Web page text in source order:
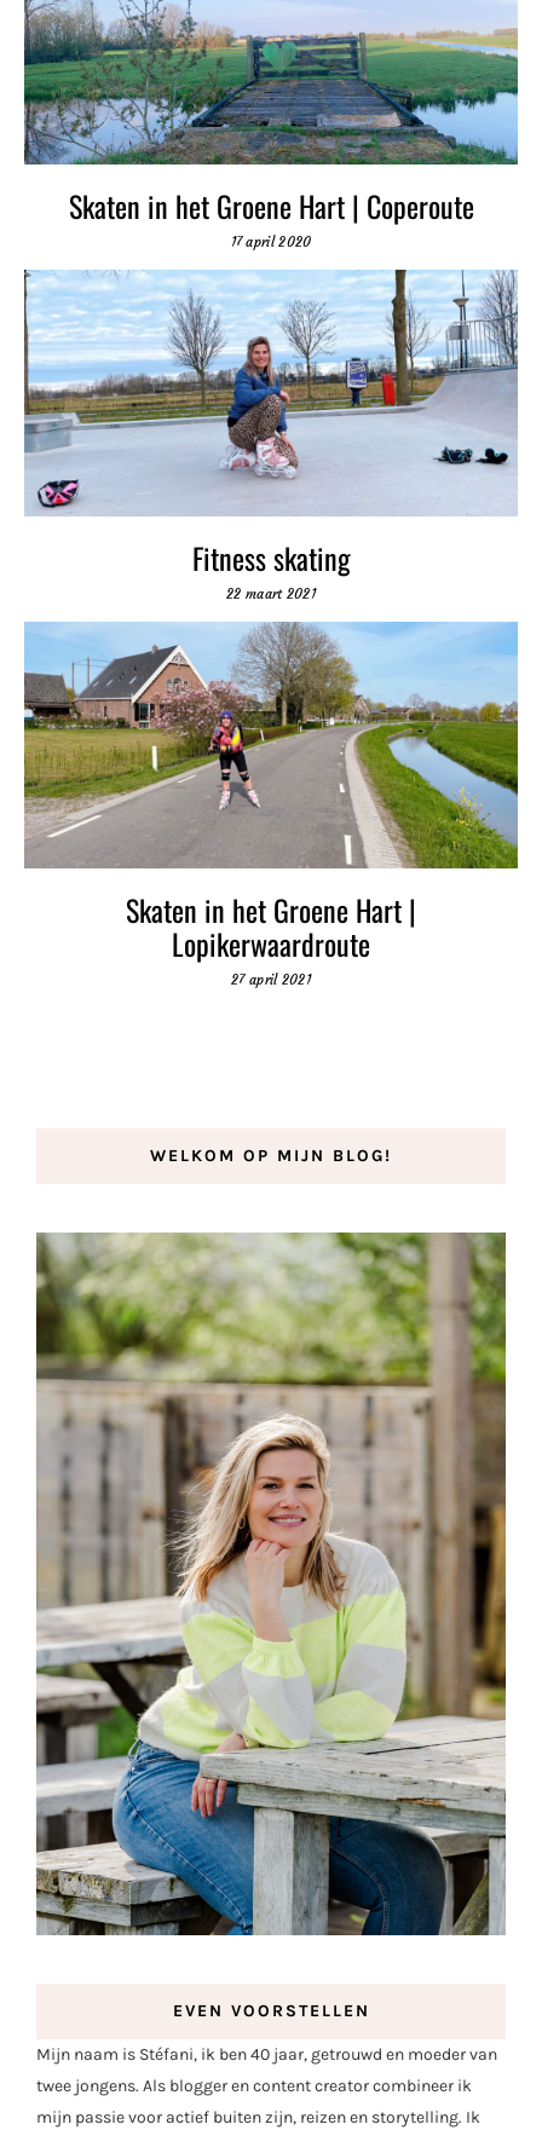
Skaten in het Groene Hart | Coperoute
17 april 2020
Fitness skating
22 maart 2021
Skaten in het Groene Hart |
Lopikerwaardroute
27 april 2021
WELKOM OP MIJN BLOG!
EVEN VOORSTELLEN
Mijn naam is Stéfani, ik ben 40 jaar, getrouwd en moeder van
twee jongens. Als blogger en content creator combineer ik
mijn passie voor actief buiten zijn, reizen en storytelling. Ik